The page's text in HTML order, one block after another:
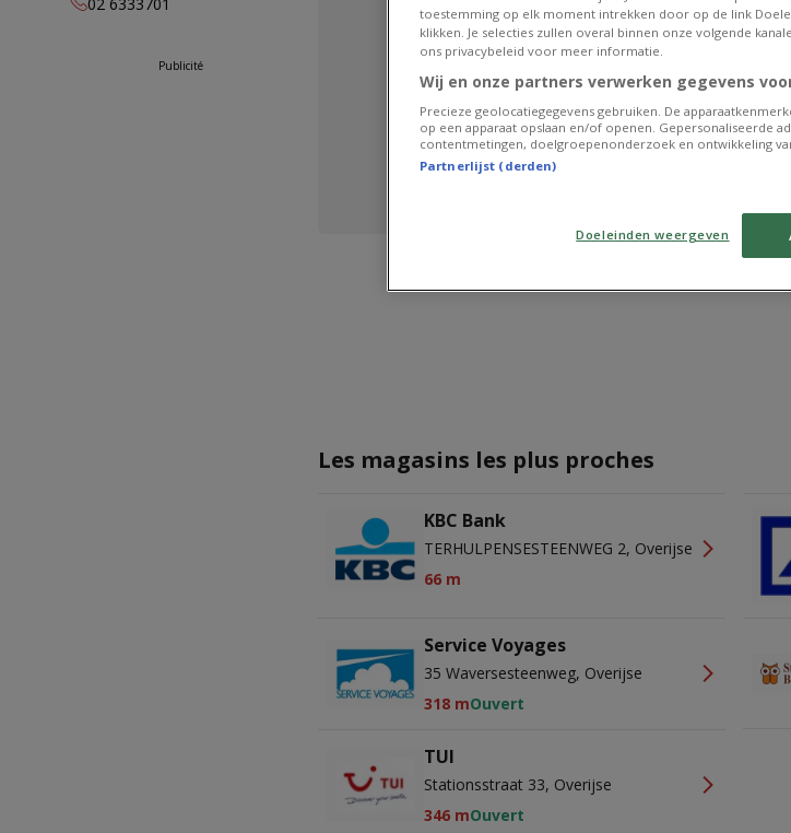
lundi
Publicité
Publicité
Les magasins les plus proches
KBC Bank
TERHULPENSESTEENWEG 2, Overijse
66 m
Service Voyages
35 Waversesteenweg, Overijse
318 mOuvert
TUI
Stationsstraat 33, Overijse
346 mOuvert
toestemming op elk moment intrekken door op de link
klikken. Je selecties zullen overal binnen onze volgende
ons privacybeleid voor meer informatie.
Wij en onze partners verwerken gegevens
Precieze geolocatiegegevens gebruiken. De
op een apparaat opslaan en/of openen. Gepersonaliseerde
contentmetingen, doelgroepenonderzoek en ontwikkeling
Partnerlijst (derden)
Doeleinden weergeven